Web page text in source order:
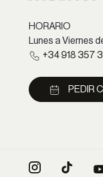
HORARIO
Lunes a Viernes
+34 918 357
PEDIR